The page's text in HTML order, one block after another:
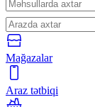
Mağazalar
Araz tətbiqi